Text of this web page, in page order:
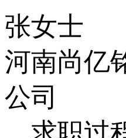
张女士
河南尚亿
公司